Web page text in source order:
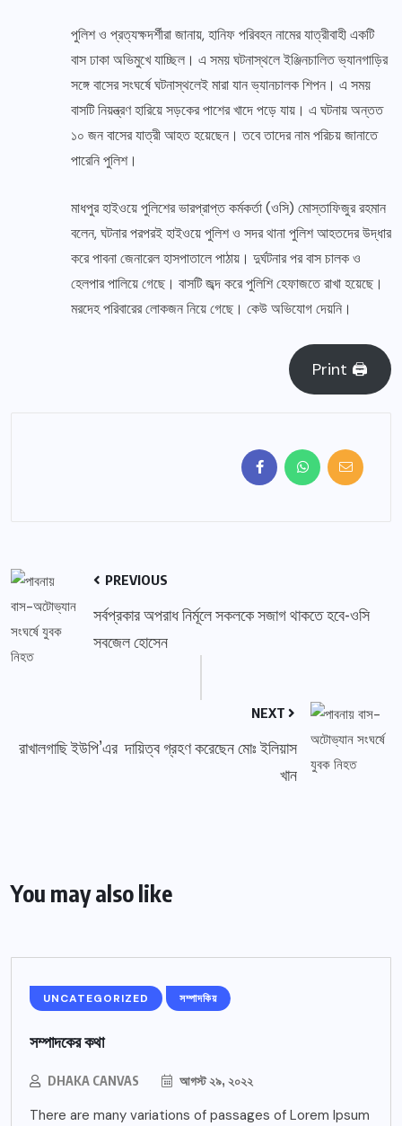
পুলিশ ও প্রত্যক্ষদর্শীরা জানায়, হানিফ পরিবহন নামের যাত্রীবাহী একটি
বাস ঢাকা অভিমুখে যাচ্ছিল। এ সময় ঘটনাস্থলে ইঞ্জিনচালিত ভ্যানগাড়ির
সঙ্গে বাসের সংঘর্ষে ঘটনাস্থলেই মারা যান ভ্যানচালক শিপন। এ সময়
বাসটি নিয়ন্ত্রণ হারিয়ে সড়কের পাশের খাদে পড়ে যায়। এ ঘটনায় অন্তত
১০ জন বাসের যাত্রী আহত হয়েছেন। তবে তাদের নাম পরিচয় জানাতে
পারেনি পুলিশ।
মাধপুর হাইওয়ে পুলিশের ভারপ্রাপ্ত কর্মকর্তা (ওসি) মোস্তাফিজুর রহমান
বলেন, ঘটনার পরপরই হাইওয়ে পুলিশ ও সদর থানা পুলিশ আহতদের উদ্ধার
করে পাবনা জেনারেল হাসপাতালে পাঠায়। দুর্ঘটনার পর বাস চালক ও
হেলপার পালিয়ে গেছে। বাসটি জব্দ করে পুলিশি হেফাজতে রাখা হয়েছে।
মরদেহ পরিবারের লোকজন নিয়ে গেছে। কেউ অভিযোগ দেয়নি।
Print 🖨
PREVIOUS
সর্বপ্রকার অপরাধ নির্মূলে সকলকে সজাগ থাকতে হবে-ওসি
সবজেল হোসেন
NEXT
রাখালগাছি ইউপি’এর দায়িত্ব গ্রহণ করেছেন মোঃ ইলিয়াস
খান
You may also like
UNCATEGORIZED সম্পাদকিয়
সম্পাদকের কথা
DHAKA CANVAS আগস্ট ২৯, ২০২২
There are many variations of passages of Lorem Ipsum